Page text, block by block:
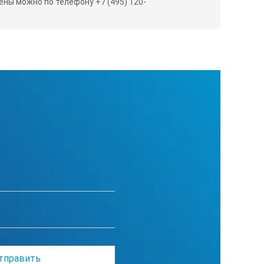
• см